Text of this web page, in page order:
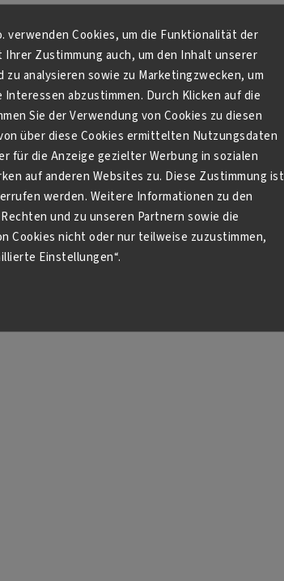
verwenden Cookies, um die Funktionalität der
Zustimmung auch, um den Inhalt unserer
analysieren sowie zu Marketingzwecken, um
abzustimmen. Durch Klicken auf die
Sie der Verwendung von Cookies zu diesen
über diese Cookies ermittelten Nutzungsdaten
für die Anzeige gezielter Werbung in sozialen
auf anderen Websites zu. Diese Zustimmung ist
werden. Weitere Informationen zu den
und zu unseren Partnern sowie die
Cookies nicht oder nur teilweise zuzustimmen,
Einstellungen“.